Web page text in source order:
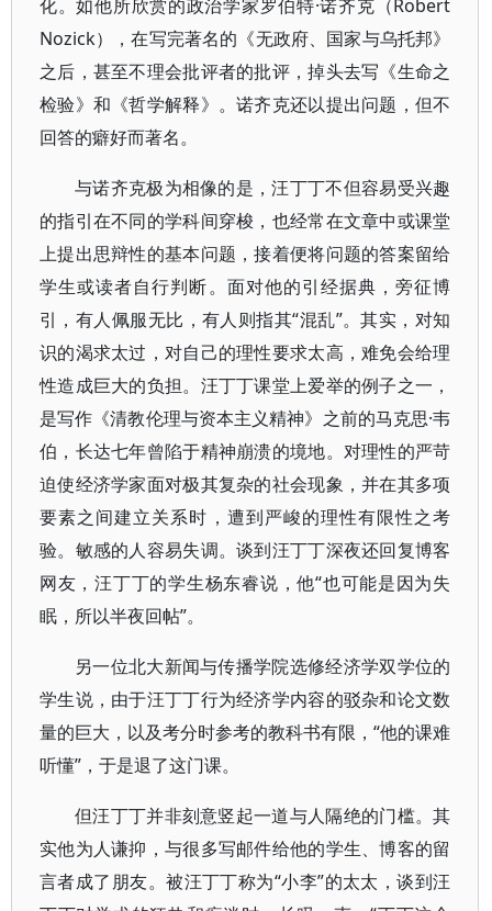
化。如他所欣赏的政治学家罗伯特·诺齐克（Robert
Nozick），在写完著名的《无政府、国家与乌托邦》
之后，甚至不理会批评者的批评，掉头去写《生命之
检验》和《哲学解释》。诺齐克还以提出问题，但不
回答的癖好而著名。
与诺齐克极为相像的是，汪丁丁不但容易受兴趣
的指引在不同的学科间穿梭，也经常在文章中或课堂
上提出思辩性的基本问题，接着便将问题的答案留给
学生或读者自行判断。面对他的引经据典，旁征博
引，有人佩服无比，有人则指其“混乱”。其实，对知
识的渴求太过，对自己的理性要求太高，难免会给理
性造成巨大的负担。汪丁丁课堂上爱举的例子之一，
是写作《清教伦理与资本主义精神》之前的马克思·韦
伯，长达七年曾陷于精神崩溃的境地。对理性的严苛
迫使经济学家面对极其复杂的社会现象，并在其多项
要素之间建立关系时，遭到严峻的理性有限性之考
验。敏感的人容易失调。谈到汪丁丁深夜还回复博客
网友，汪丁丁的学生杨东睿说，他“也可能是因为失
眠，所以半夜回帖”。
另一位北大新闻与传播学院选修经济学双学位的
学生说，由于汪丁丁行为经济学内容的驳杂和论文数
量的巨大，以及考分时参考的教科书有限，“他的课难
听懂”，于是退了这门课。
但汪丁丁并非刻意竖起一道与人隔绝的门槛。其
实他为人谦抑，与很多写邮件给他的学生、博客的留
言者成了朋友。被汪丁丁称为“小李”的太太，谈到汪